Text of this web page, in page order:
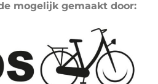
mogelijk gemaakt door: